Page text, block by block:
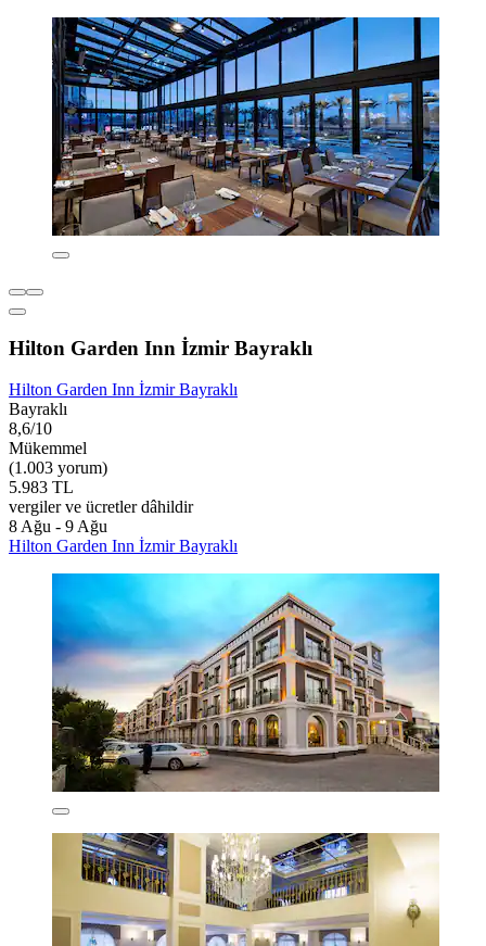
Hilton Garden Inn İzmir Bayraklı
Hilton Garden Inn İzmir Bayraklı
Bayraklı
8,6/10
Mükemmel
(1.003 yorum)
5.983 TL
vergiler ve ücretler dâhildir
8 Ağu - 9 Ağu
Hilton Garden Inn İzmir Bayraklı